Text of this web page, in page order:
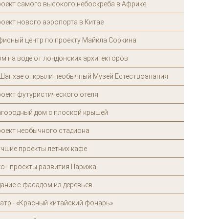
самого высокого небоскреба в Африке
нового аэропорта в Китае
центр по проекту Майкла Соркина
на воде от лондонских архитекторов
открыли необычный Музей Естествознания
футуристического отеля
дом с плоской крышей
необычного стадиона
проекты летних кафе
- проекты развития Парижа
с фасадом из деревьев
- «Красный китайский фонарь»